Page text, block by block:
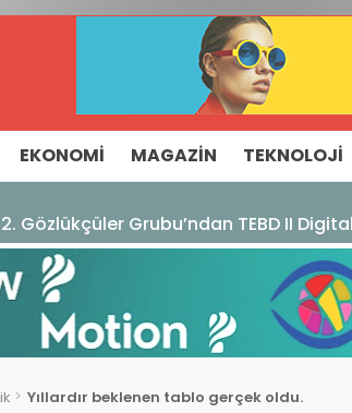
EKONOMI MAGAZIN TEKNOLOJI
Gözlükçüler Grubu’ndan TEBD II
Yıllardır beklenen tablo gerçek oldu.